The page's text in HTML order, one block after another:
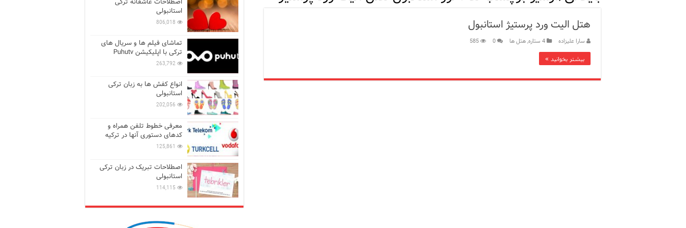
هتل الیت ورد پرستیژ استانبول
سارا علیزاده 4 ستاره ,هتل ها 0
585
بیشتر بخوانید »
استانبولی
806,018
تماشای فیلم ها و سریال های
ترکی با اپلیکیشن Puhutv
263,792
انواع کفش ها به زبان ترکی
استانبولی
202,056
معرفی خطوط تلفن همراه و
کدهای دستوری آنها در ترکیه
125,861
اصطلاحات تبریک در زبان ترکی
استانبولی
114,115